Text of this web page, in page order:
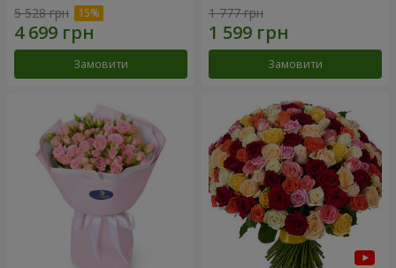
5 528 грн
Замовити
1 777 грн
Замовити